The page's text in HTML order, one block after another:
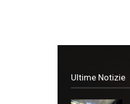
Ultime Notizie